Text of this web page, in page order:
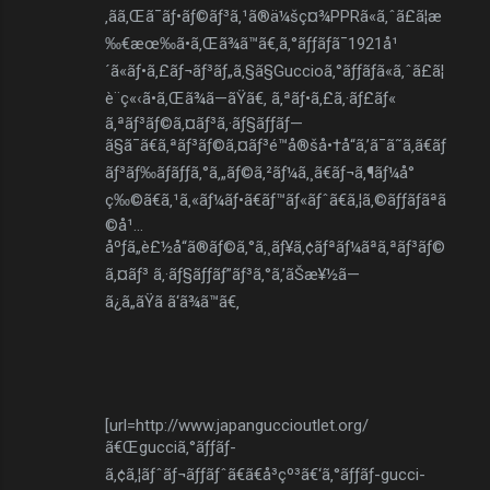
‚ãã‚Œã¯ãƒ•ãƒ©ãƒ³ã‚¹ã®ä¼šç¤¾PPRã«ã‚ˆã£ã¦æ
‰€æœ‰ã•ã‚Œã¾ã™ã€‚ã‚°ãƒƒãƒã¯1921å¹
´ã«ãƒ•ã‚£ãƒ¬ãƒ³ãƒ„ã‚§ã§Guccioã‚°ãƒƒãƒã«ã‚ˆã£ã¦
è¨­ç«‹ã•ã‚Œã¾ã—ãŸã€‚ ã‚ªãƒ•ã‚£ã‚·ãƒ£ãƒ«
ã‚ªãƒ³ãƒ©ã‚¤ãƒ³ã‚·ãƒ§ãƒƒãƒ—
ã§ã¯ã€ã‚ªãƒ³ãƒ©ã‚¤ãƒ³é™å®šå•†å“ã‚’ã¯ã˜ã‚ã€ãƒ
ãƒ³ãƒ‰ãƒãƒƒã‚°ã‚„ãƒ©ã‚²ãƒ¼ã‚¸ã€ãƒ¬ã‚¶ãƒ¼å°
ç‰©ã€ã‚¹ã‚«ãƒ¼ãƒ•ã€ãƒ™ãƒ«ãƒˆã€ã‚¦ã‚©ãƒƒãƒãªã
©å¹…
åºƒã„è£½å“ã®ãƒ©ã‚°ã‚¸ãƒ¥ã‚¢ãƒªãƒ¼ãªã‚ªãƒ³ãƒ©
ã‚¤ãƒ³ ã‚·ãƒ§ãƒƒãƒ”ãƒ³ã‚°ã‚’ãŠæ¥½ã—
ã¿ã„ãŸã ã‘ã¾ã™ã€‚
[url=http://www.japanguccioutlet.org/
ã€Œgucciã‚°ãƒƒãƒ-
ã‚¢ã‚¦ãƒˆãƒ¬ãƒƒãƒˆã€ã€å³çº³ã€‘ã‚°ãƒƒãƒ-gucci-